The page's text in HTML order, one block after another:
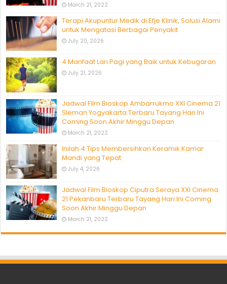
March 21, 2022
Terapi Akupuntur Medik di Efje Klinik, Solusi Alami
untuk Mengatasi Berbagai Penyakit
July 20, 2026
4 Manfaat Lari Pagi yang Baik untuk Kebugaran
July 21, 2026
Jadwal Film Bioskop Ambarrukmo XXI Cinema 21
Sleman Yogyakarta Terbaru Tayang Hari Ini
Coming Soon Akhir Minggu Depan
March 21, 2022
Inilah 4 Tips Membersihkan Keramik Kamar
Mandi yang Tepat
July 4, 2026
Jadwal Film Bioskop Ciputra Seraya XXI Cinema
21 Pekanbaru Terbaru Tayang Hari Ini Coming
Soon Akhir Minggu Depan
March 21, 2022